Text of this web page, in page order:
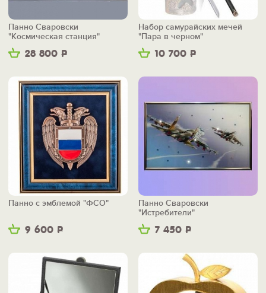
28 800 Р
Панно Сваровски
"Космическая станция"
10 700 Р
Набор самурайских мечей
"Пара в черном"
9 600 Р
Панно с эмблемой "ФСО"
7 450 Р
Панно Сваровски
"Истребители"